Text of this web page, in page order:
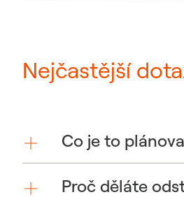
Nejčastější
Co je to
Proč děláte